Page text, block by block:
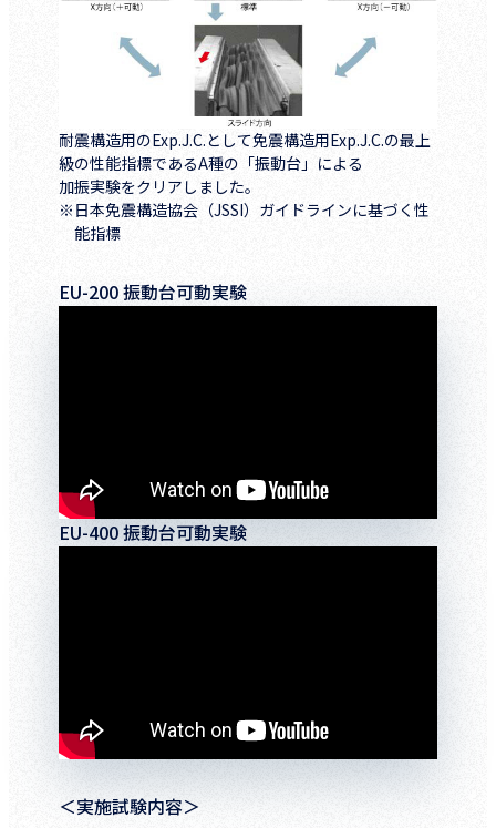
耐震構造用のExp.J.C.として免震構造用Exp.J.C.の最上
級の性能指標であるA種の「振動台」による
加振実験をクリアしました。
※日本免震構造協会（JSSI）ガイドラインに基づく性
能指標
EU-200 振動台可動実験
EU-400 振動台可動実験
＜実施試験内容＞